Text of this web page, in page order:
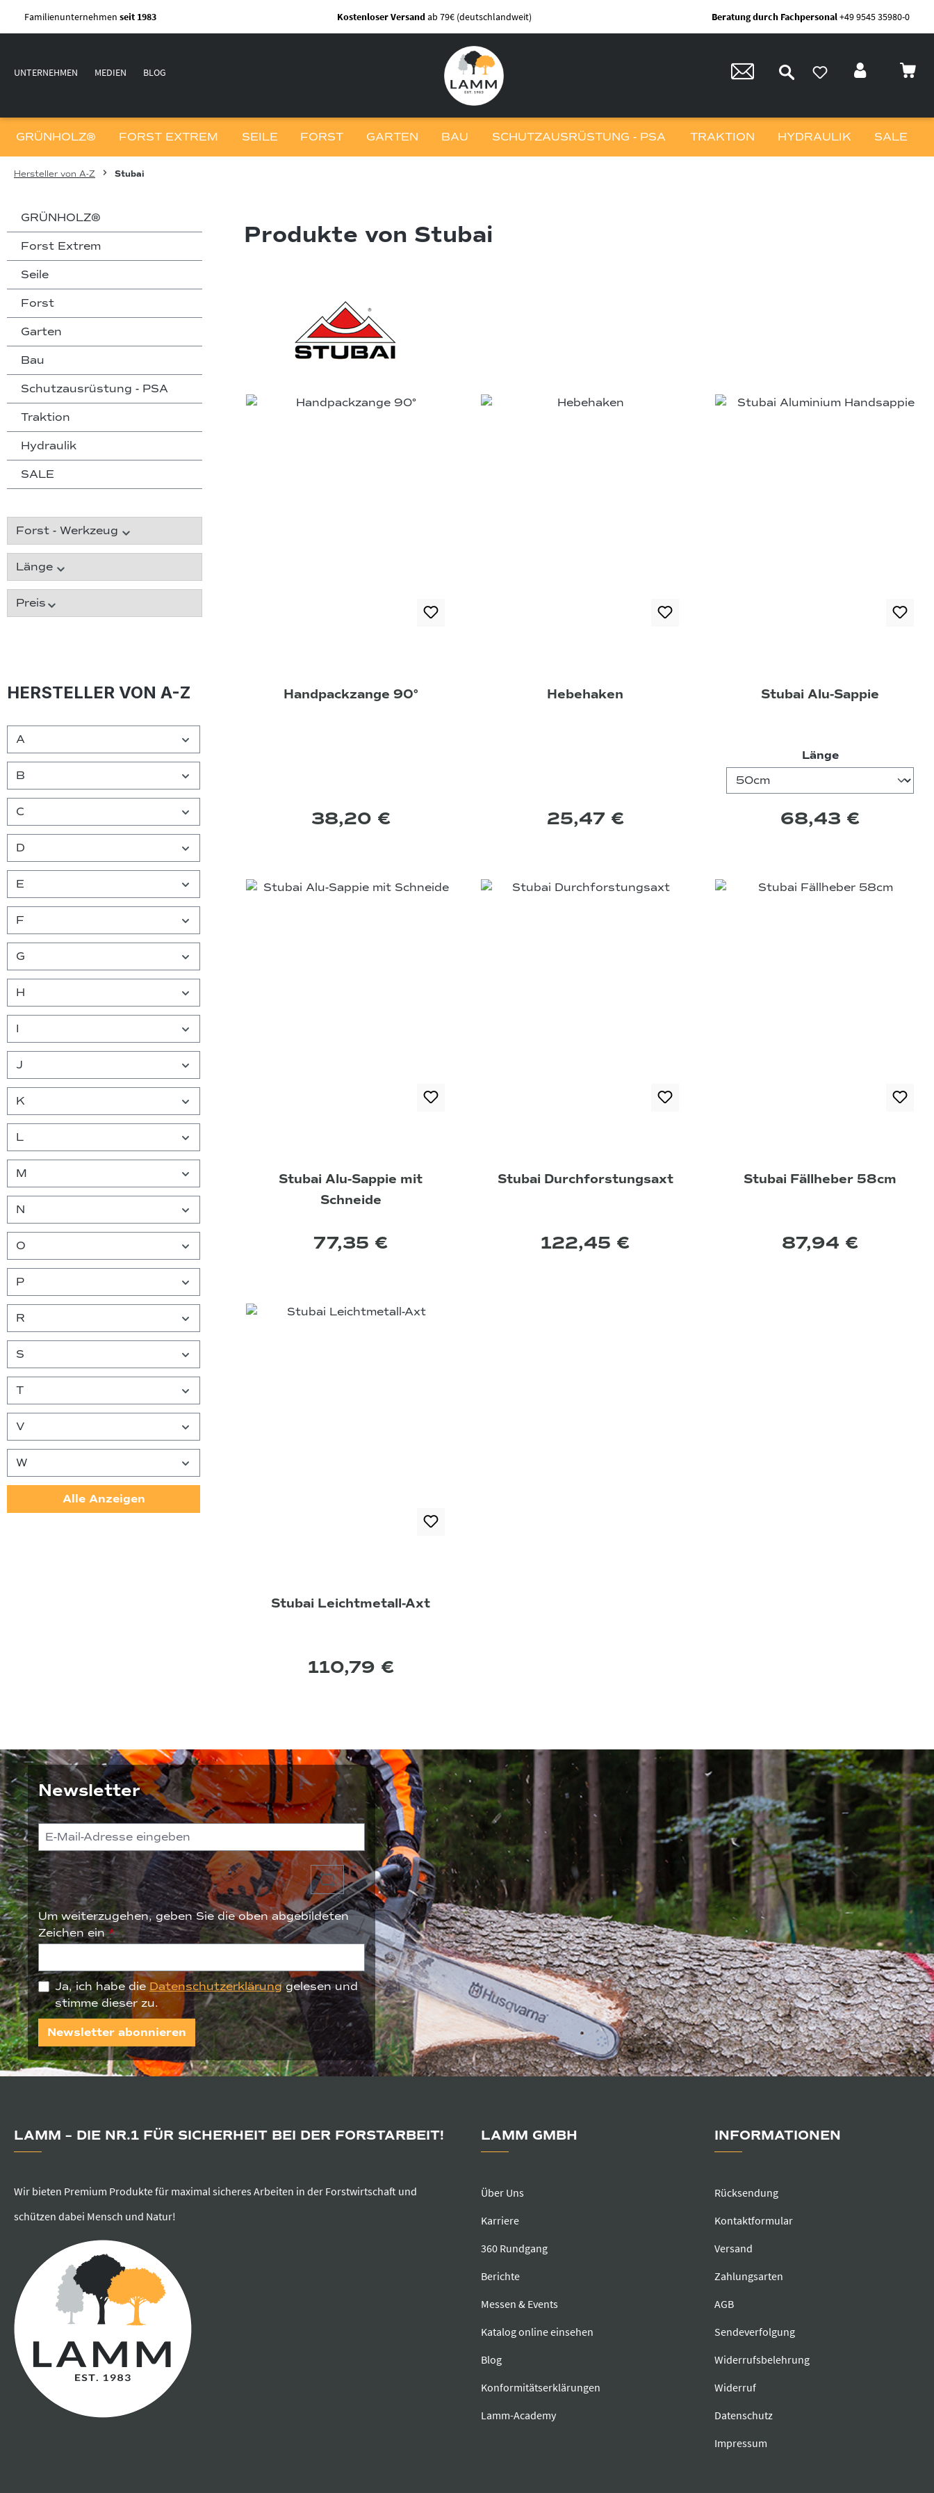
Hauptinhalt springen
Zur Suche springen
Zur Hauptnavigation springen
Familienunternehmen seit 1983 Kostenloser Versandab 79€ (deutschlandweit) Beratung durch Fachpersonal+49 9545 35980-0
UNTERNEHMEN MEDIEN BLOG
GRÜNHOLZ® FORST EXTREM SEILE FORST GARTEN BAU SCHUTZAUSRÜSTUNG - PSA TRAKTION HYDRAULIK SALE
Hersteller von A-Z Stubai
GRÜNHOLZ®
Forst Extrem
Seile
Forst
Garten
Bau
Schutzausrüstung - PSA
Traktion
Hydraulik
SALE
Forst - Werkzeug
Länge
Preis
HERSTELLER VON A-Z
A
B
C
D
E
F
G
H
I
J
K
L
M
N
O
P
R
S
T
V
W
Alle Anzeigen
Produkte von Stubai
Handpackzange 90°
38,20 €
Hebehaken
25,47 €
Stubai Alu-Sappie
Längeauswählen
68,43 €
Stubai Alu-Sappie mit
Schneide
77,35 €
Stubai Durchforstungsaxt
122,45 €
Stubai Fällheber 58cm
87,94 €
Stubai Leichtmetall-Axt
110,79 €
Newsletter
Um weiterzugehen, geben Sie die oben abgebildeten
Zeichen ein*
Ja, ich habe dieDatenschutzerklärunggelesen und
stimme dieser zu.
Newsletter abonnieren
LAMM – DIE NR.1 FÜR SICHERHEIT BEI DER FORSTARBEIT!
Wir bieten Premium Produkte für maximal sicheres Arbeiten in der Forstwirtschaft und
schützen dabei Mensch und Natur!
LAMM GMBH
Über Uns
Karriere
360 Rundgang
Berichte
Messen & Events
Katalog online einsehen
Blog
Konformitätserklärungen
Lamm-Academy
INFORMATIONEN
Rücksendung
Kontaktformular
Versand
Zahlungsarten
AGB
Sendeverfolgung
Widerrufsbelehrung
Widerruf
Datenschutz
Impressum